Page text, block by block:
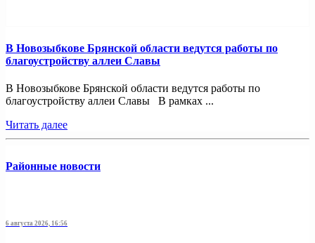
В Новозыбкове Брянской области ведутся работы по
благоустройству аллеи Славы
В Новозыбкове Брянской области ведутся работы по
благоустройству аллеи Славы В рамках ...
Читать далее
Районные новости
6 августа 2026, 16:56